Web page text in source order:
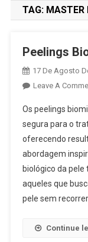
TAG: MASTER
Peelings
17 De Agosto
Leave A
Os peelings
segura para o
oferecendo
abordagem
biológico da
aqueles que
pele sem
Continue